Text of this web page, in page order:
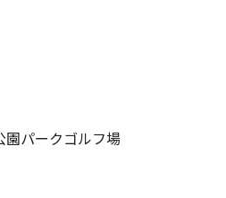
園パークゴルフ場